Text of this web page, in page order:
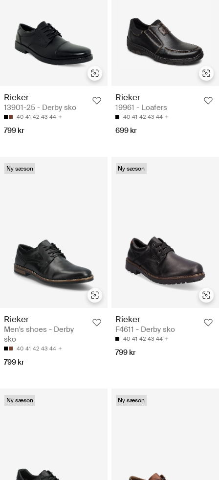
Rieker
13901-25 - Derby sko
40 41 42 43 44
799 kr
Rieker
19961 - Loafers
40 41 42 43 44
699 kr
Ny sæson
Rieker
Men's shoes - Derby
sko
40 41 42 43 44
799 kr
Ny sæson
Rieker
F4611 - Derby sko
40 41 42 43 44
799 kr
Ny sæson Ny sæson